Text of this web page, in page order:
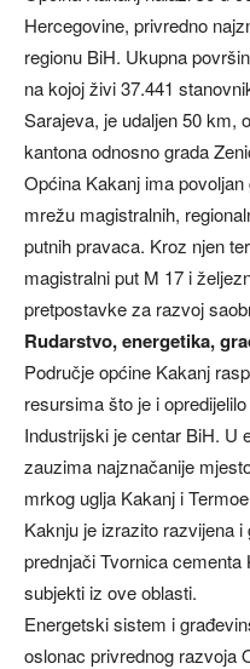
Hercegovine, privredno
regionu BiH. Ukupna
na kojoj živi 37.441
Sarajeva, je udaljen 50 km,
kantona odnosno grada
Općina Kakanj ima
mrežu magistralnih,
putnih pravaca. Kroz njen
magistralni put M 17 i
pretpostavke za razvoj
Rudarstvo, energetika,
Područje općine Kakanj
resursima što je i
Industrijski je centar BiH. U
zauzima najznačanije
mrkog uglja Kakanj i
Kaknju je izrazito razvijena
prednjači Tvornica cementa
subjekti iz ove oblasti.
Energetski sistem i
oslonac privrednog razvoja